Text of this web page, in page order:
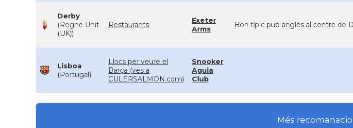
Derby
(Regne Unit
(UK))
Restaurants
Exeter
Arms
Bon típic pub anglès al centre de
Lisboa
(Portugal)
Llocs per veure el
Barça (ves a
CULERSALMON.com)
Snooker
Aguia
Club
Més